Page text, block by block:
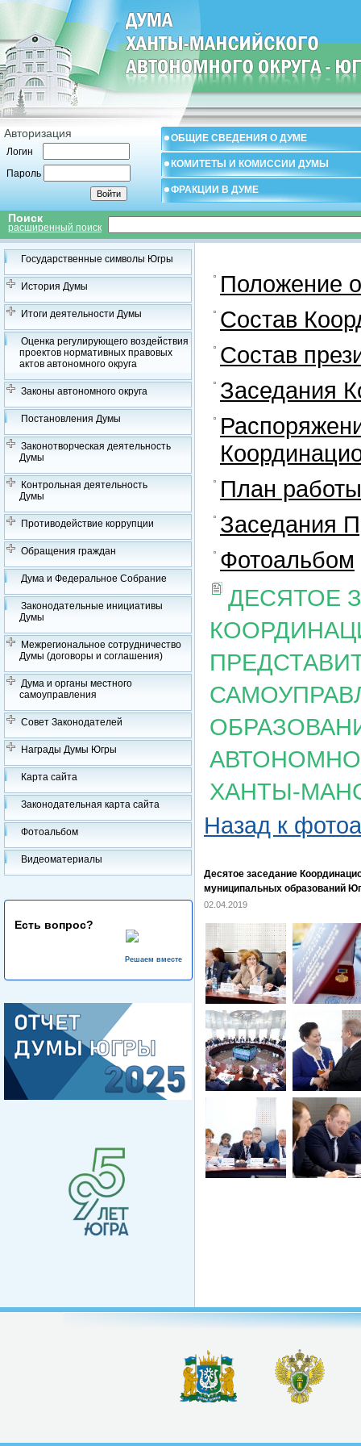
Авторизация
Логин
Пароль
ОБЩИЕ СВЕДЕНИЯ О ДУМЕ
КОМИТЕТЫ И КОМИССИИ ДУМЫ
ФРАКЦИИ В ДУМЕ
Поиск
расширенный поиск
Государственные символы Югры
История Думы
Итоги деятельности Думы
Оценка регулирующего воздействия
проектов нормативных правовых
актов автономного округа
Законы автономного округа
Постановления Думы
Законотворческая деятельность
Думы
Контрольная деятельность
Думы
Противодействие коррупции
Обращения граждан
Дума и Федеральное Собрание
Законодательные инициативы
Думы
Межрегиональное сотрудничество
Думы (договоры и соглашения)
Дума и органы местного
самоуправления
Совет Законодателей
Награды Думы Югры
Карта сайта
Законодательная карта сайта
Фотоальбом
Видеоматериалы
Есть вопрос?
Решаем вместе
Положение
Состав
Состав
Заседания
План
Заседания
Фотоальбом
ДЕСЯТОЕ
ХАНТЫ-
Назад к
Десятое заседание
муниципальных образований
02.04.2019